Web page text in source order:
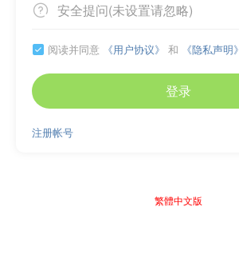
 安全提问(未设置请忽略)
 阅读并同意 《用户协议》 和 《隐私声明》
登录
注册帐号
繁體中文版